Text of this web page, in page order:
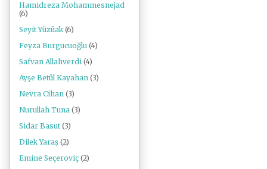
Hamidreza Mohammesnejad
(6)
Seyit Yüzüak (6)
Feyza Burgucuoğlu (4)
Safvan Allahverdi (4)
Ayşe Betül Kayahan (3)
Nevra Cihan (3)
Nurullah Tuna (3)
Sidar Basut (3)
Dilek Yaraş (2)
Emine Seçeroviç (2)